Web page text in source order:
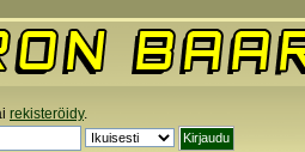
rekisteröidy.